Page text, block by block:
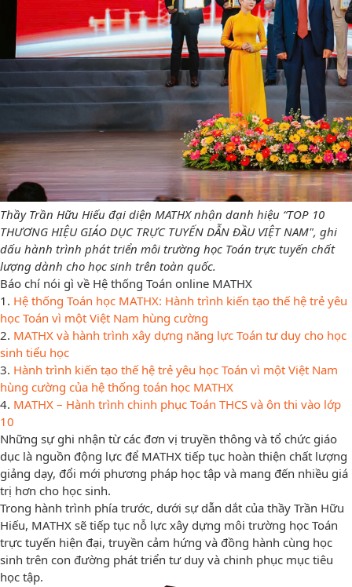
Thầy Trần Hữu Hiếu đại diện MATHX nhận danh hiệu “TOP 10
THƯƠNG HIỆU GIÁO DỤC TRỰC TUYẾN DẪN ĐẦU VIỆT NAM", ghi
dấu hành trình phát triển môi trường học Toán trực tuyến chất
lượng dành cho học sinh trên toàn quốc.
Báo chí nói gì về Hệ thống Toán online MATHX
1. Hệ thống Toán học MATHX: Hành trình kiến tạo thế hệ trẻ yêu
học Toán vì một Việt Nam hùng cường
2. MATHX và hành trình xây dựng năng lực Toán tư duy cho học
sinh tiểu học
3. Hành trình kiến tạo thế hệ trẻ yêu học Toán vì một Việt Nam
hùng cường của hệ thống toán học MATHX
4. MATHX – Hành trình chinh phục Toán THCS và ôn thi vào lớp
10
Những sự ghi nhận từ các đơn vị truyền thông và tổ chức giáo
dục là nguồn động lực để MATHX tiếp tục hoàn thiện chất lượng
giảng dạy, đổi mới phương pháp học tập và mang đến nhiều giá
trị hơn cho học sinh.
Trong hành trình phía trước, dưới sự dẫn dắt của thầy Trần Hữu
Hiếu, MATHX sẽ tiếp tục nỗ lực xây dựng môi trường học Toán
trực tuyến hiện đại, truyền cảm hứng và đồng hành cùng học
sinh trên con đường phát triển tư duy và chinh phục mục tiêu
học tập.